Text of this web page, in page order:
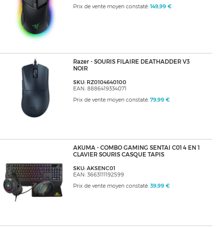
Prix de vente moyen constaté: 149,99 €
Razer - SOURIS FILAIRE DEATHADDER V3
NOIR
SKU: RZ0104640100
EAN: 8886419334071
Prix de vente moyen constaté: 79,99 €
AKUMA - COMBO GAMING SENTAI C01 4 EN 1
CLAVIER SOURIS CASQUE TAPIS
SKU: AKSENC01
EAN: 3663111192599
Prix de vente moyen constaté: 39,99 €